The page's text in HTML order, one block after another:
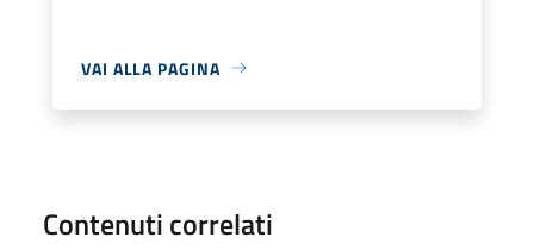
VAI ALLA PAGINA
Contenuti correlati